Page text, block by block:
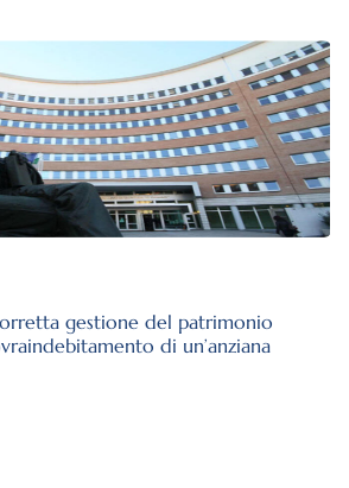
gestione del patrimonio
di un’anziana